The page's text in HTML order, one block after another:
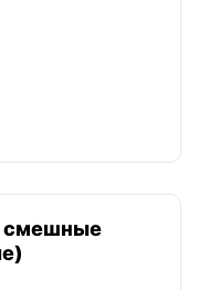
смешные